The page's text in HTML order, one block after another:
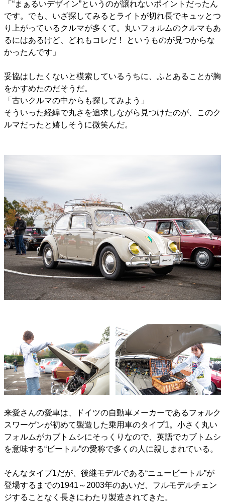
「“まぁるいデザイン”というのが譲れないポイントだったん
です。でも、いざ探してみるとライトが切れ長でキュッとつ
り上がっているクルマが多くて。丸いフォルムのクルマもあ
るにはあるけど、どれもコレだ！ というものが見つからな
かったんです」
妥協はしたくないと模索しているうちに、ふとあることが胸
をかすめたのだそうだ。
「古いクルマの中からも探してみよう」
そういった経緯で丸さを追求しながら見つけたのが、このク
ルマだったと嬉しそうに微笑んだ。
来愛さんの愛車は、ドイツの自動車メーカーであるフォルク
スワーゲンが初めて製造した乗用車のタイプ1。小さく丸い
フォルムがカブトムシにそっくりなので、英語でカブトムシ
を意味する“ビートル”の愛称で多くの人に親しまれている。
そんなタイプ1だが、後継モデルである“ニュービートル”が
登場するまでの1941～2003年のあいだ、フルモデルチェン
ジすることなく長きにわたり製造されてきた。